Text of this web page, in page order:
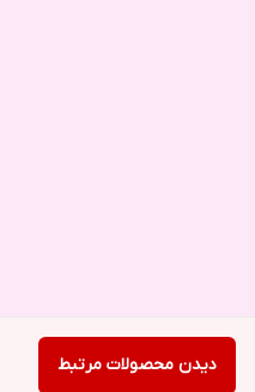
دیدن محصولات مرتبط